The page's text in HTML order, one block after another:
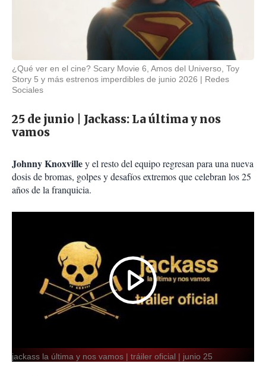
¿Qué ver en el cine? Scary Movie 6, Amos del Universo, Toy
Story 5 y más estrenos imperdibles de junio 2026
Redes
Sociales
25 de junio | Jackass: La última y nos
vamos
Johnny Knoxvilley el resto del equipo regresan para una nueva
dosis de bromas, golpes y desafíos extremos que celebran los 25
años de la franquicia.
jackass la última y nos vamos | tráiler oficial | junio 25